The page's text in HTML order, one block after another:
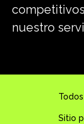
nuestro
Sitio